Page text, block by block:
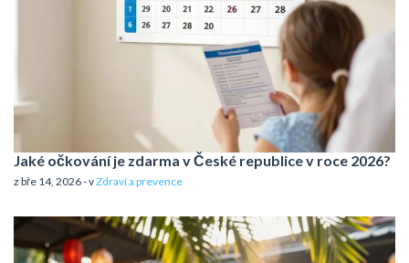
Jaké očkování je zdarma v České republice v roce 2026?
z bře 14, 2026 - vZdraví a prevence